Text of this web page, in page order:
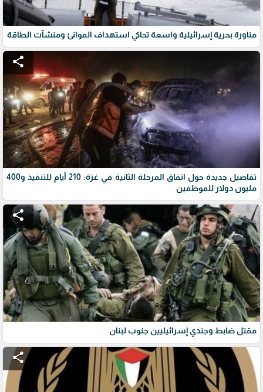
مناورة بحرية إسرائيلية واسعة تحاكي استهداف الموانئ ومنشآت الطاقة
share
تفاصيل جديدة حول اتفاق المرحلة الثانية في غزة: 210 أيام للتنفيذ و400
مليون دولار للموظفين
share
مقتل ضابط وجندي إسرائيليين جنوب لبنان
share